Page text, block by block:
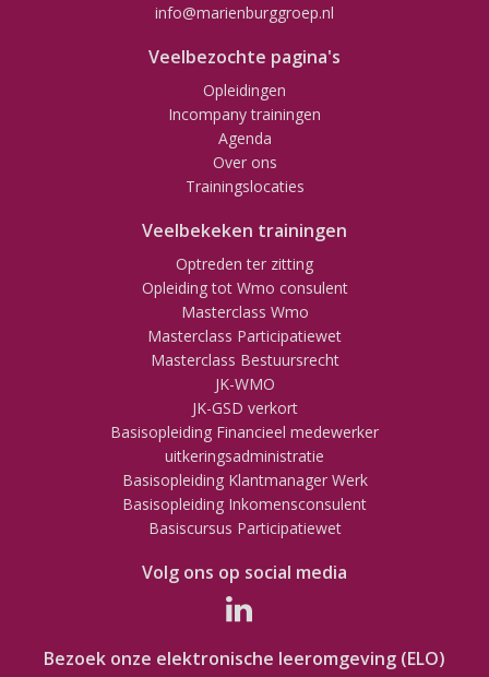
info@marienburggroep.nl
Veelbezochte pagina's
Opleidingen
Incompany trainingen
Agenda
Over ons
Trainingslocaties
Veelbekeken trainingen
Optreden ter zitting
Opleiding tot Wmo consulent
Masterclass Wmo
Masterclass Participatiewet
Masterclass Bestuursrecht
JK-WMO
JK-GSD verkort
Basisopleiding Financieel medewerker
uitkeringsadministratie
Basisopleiding Klantmanager Werk
Basisopleiding Inkomensconsulent
Basiscursus Participatiewet
Volg ons op social media
Bezoek onze elektronische leeromgeving (ELO)